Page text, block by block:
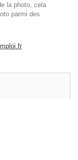
la photo, cela
parmi des